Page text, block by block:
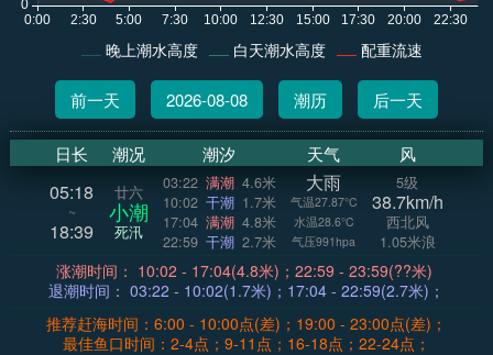
晚上潮水高度 白天潮水高度 配重流速
前一天 2026-08-08 潮历 后一天
日长 潮况 潮汐 天气 风
05:18
~
18:39
廿六
小潮
死汛
03:22 满潮 4.6米
10:02 干潮 1.7米
17:04 满潮 4.8米
22:59 干潮 2.7米
大雨
气温27.87°C
水温28.6°C
气压991hpa
5级
38.7km/h
西北风
1.05米浪
涨潮时间： 10:02 - 17:04(4.8米)；22:59 - 23:59(??米)
退潮时间： 03:22 - 10:02(1.7米)；17:04 - 22:59(2.7米)；
推荐赶海时间：6:00 - 10:00点(差)；19:00 - 23:00点(差)；
最佳鱼口时间：2-4点；9-11点；16-18点；22-24点；